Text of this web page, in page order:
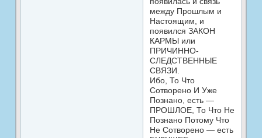
между Прошлым и
Настоящим, и
появился ЗАКОН
КАРМЫ или
ПРИЧИННО-
СЛЕДСТВЕННЫЕ
СВЯЗИ.
Ибо, То Что
Сотворено И Уже
Познано, есть —
ПРОШЛОЕ, То Что Не
Познано Потому Что
Не Сотворено — есть